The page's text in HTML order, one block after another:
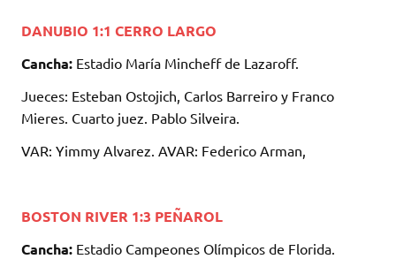
DANUBIO 1:1 CERRO LARGO
Cancha: Estadio María Mincheff de Lazaroff.
Jueces: Esteban Ostojich, Carlos Barreiro y Franco
Mieres. Cuarto juez. Pablo Silveira.
VAR: Yimmy Alvarez. AVAR: Federico Arman,
BOSTON RIVER 1:3 PEÑAROL
Cancha: Estadio Campeones Olímpicos de Florida.